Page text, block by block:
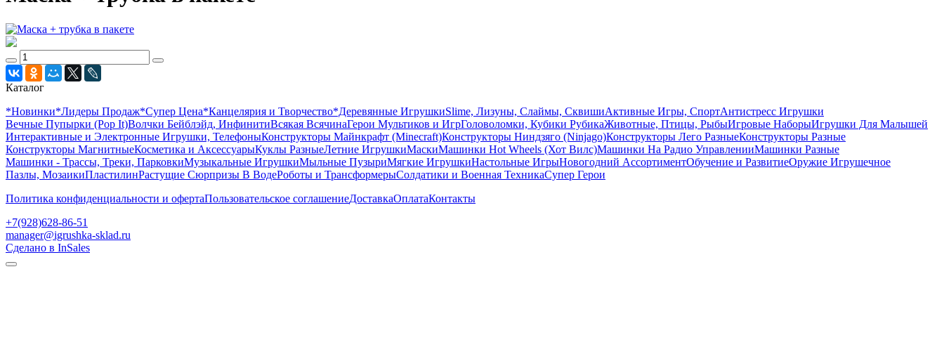
Каталог
*Новинки*Лидеры Продаж*Супер Цена*Канцелярия и Творчество*Деревянные ИгрушкиSlime, Лизуны, Слаймы, СквишиАктивные Игры, СпортАнтистресс Игрушки
Вечные Пупырки (Pop It)Волчки Бейблэйд, ИнфинитиВсякая ВсячинаГерои Мультиков и ИгрГоловоломки, Кубики РубикаЖивотные, Птицы, РыбыИгровые НаборыИгрушки Для Малышей
Интерактивные и Электронные Игрушки, ТелефоныКонструкторы Майнкрафт (Minecraft)Конструкторы Ниндзяго (Ninjago)Конструкторы Лего РазныеКонструкторы Разные
Конструкторы МагнитныеКосметика и АксессуарыКуклы РазныеЛетние ИгрушкиМаскиМашинки Hot Wheels (Хот Вилс)Машинки На Радио УправленииМашинки Разные
Машинки - Трассы, Треки, ПарковкиМузыкальные ИгрушкиМыльные ПузыриМягкие ИгрушкиНастольные ИгрыНовогодний АссортиментОбучение и РазвитиеОружие Игрушечное
Пазлы, МозаикиПластилинРастущие Сюрпризы В ВодеРоботы и ТрансформерыСолдатики и Военная ТехникаСупер Герои
Политика конфиденциальности и офертаПользовательское соглашениеДоставкаОплатаКонтакты
+7(928)628-86-51
manager@igrushka-sklad.ru
Сделано в InSales